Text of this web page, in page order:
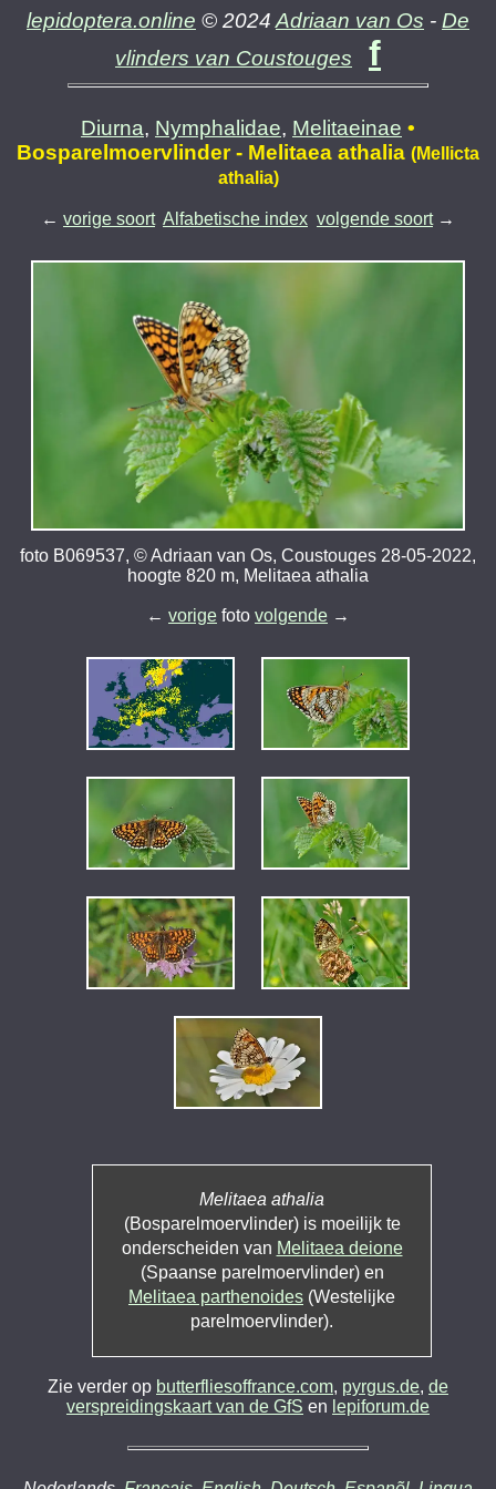
lepidoptera.online © 2024 Adriaan van Os - De
vlinders van Coustouges
f
Diurna, Nymphalidae, Melitaeinae •
Bosparelmoervlinder - Melitaea athalia (Mellicta
athalia)
← vorige soort Alfabetische index volgende soort→
foto B069537, © Adriaan van Os, Coustouges 28-05-2022,
hoogte 820 m, Melitaea athalia
← vorige foto volgende →
Melitaea athalia
(Bosparelmoervlinder) is moeilijk te
onderscheiden van Melitaea deione
(Spaanse parelmoervlinder) en
Melitaea parthenoides (Westelijke
parelmoervlinder).
Zie verder op butterfliesoffrance.com, pyrgus.de, de
verspreidingskaart van de GfS en lepiforum.de